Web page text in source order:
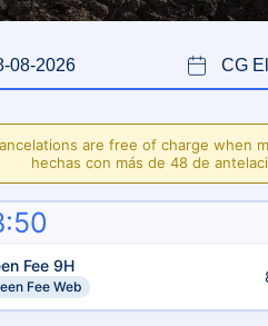
are free of charge when
hechas con más de 48 de
Fee 9H
Fee Web